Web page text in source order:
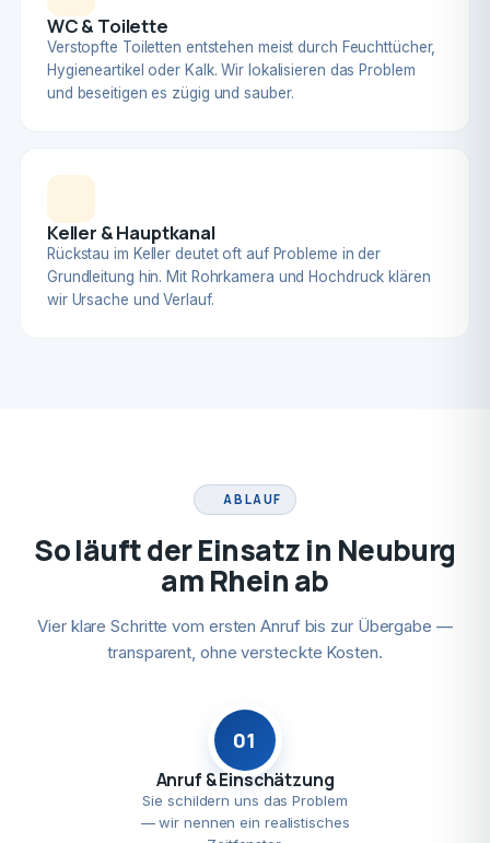
WC & Toilette
Verstopfte Toiletten entstehen meist durch Feuchttücher,
Hygieneartikel oder Kalk. Wir lokalisieren das Problem
und beseitigen es zügig und sauber.
Keller & Hauptkanal
Rückstau im Keller deutet oft auf Probleme in der
Grundleitung hin. Mit Rohrkamera und Hochdruck klären
wir Ursache und Verlauf.
ABLAUF
So läuft der Einsatz in Neuburg
am Rhein ab
Vier klare Schritte vom ersten Anruf bis zur Übergabe —
transparent, ohne versteckte Kosten.
01
Anruf & Einschätzung
Sie schildern uns das Problem
— wir nennen ein realistisches